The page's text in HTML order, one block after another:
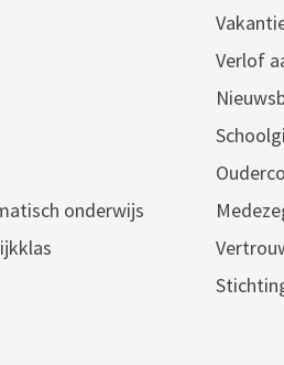
onderwijs
Verlof